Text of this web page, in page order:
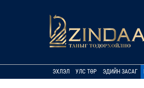
ЭХЛЭЛ УЛС ТӨР ЭДИЙН ЗАСАГ